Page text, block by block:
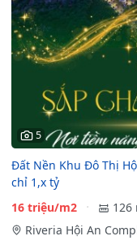
5
Đất Nền Khu Đô Thị
chỉ 1,x tỷ
16 triệu/m2
126
Riveria Hội An